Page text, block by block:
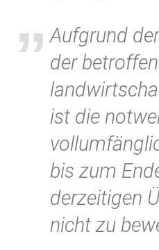
Aufgrund
der
ist die
bis zum
derzeitigen
nicht zu